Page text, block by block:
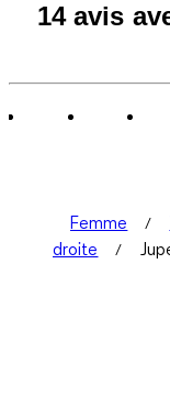
14 avis
Femme
droite